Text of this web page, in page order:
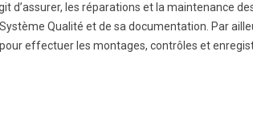
d’assurer, les réparations et la maintenance
Qualité et de sa documentation. Par
effectuer les montages, contrôles et